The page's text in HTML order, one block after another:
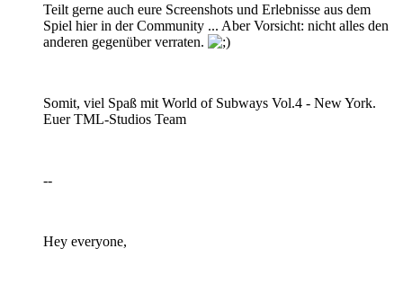
Teilt gerne auch eure Screenshots und Erlebnisse aus dem
Spiel hier in der Community ... Aber Vorsicht: nicht alles den
anderen gegenüber verraten.
Somit, viel Spaß mit World of Subways Vol.4 - New York.
Euer TML-Studios Team
--
Hey everyone,